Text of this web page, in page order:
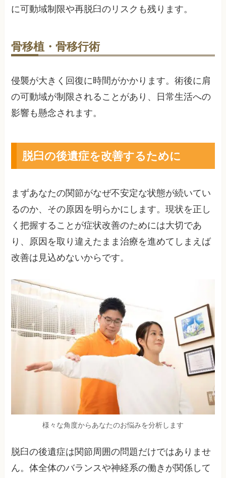
に可動域制限や再脱臼のリスクも残ります。
骨移植・骨移行術
侵襲が大きく回復に時間がかかります。術後に肩
の可動域が制限されることがあり、日常生活への
影響も懸念されます。
脱臼の後遺症を改善するために
まずあなたの関節がなぜ不安定な状態が続いてい
るのか、その原因を明らかにします。現状を正し
く把握することが症状改善のためには大切であ
り、原因を取り違えたまま治療を進めてしまえば
改善は見込めないからです。
様々な角度からあなたのお悩みを分析します
脱臼の後遺症は関節周囲の問題だけではありませ
ん。体全体のバランスや神経系の働きが関係して